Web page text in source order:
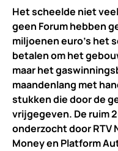
Het scheelde niet
geen Forum hebben
miljoenen euro’s het
betalen om het
maar het
maandenlang met
stukken die door de
vrijgegeven. De ruim
onderzocht door RTV
Money en Platform